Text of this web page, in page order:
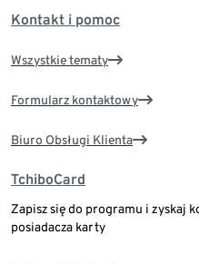
Kontakt i pomoc
Wszystkie tematy
Formularz kontaktowy
Biuro Obsługi Klienta
TchiboCard
Zapisz się do programu i zyskaj
posiadacza karty